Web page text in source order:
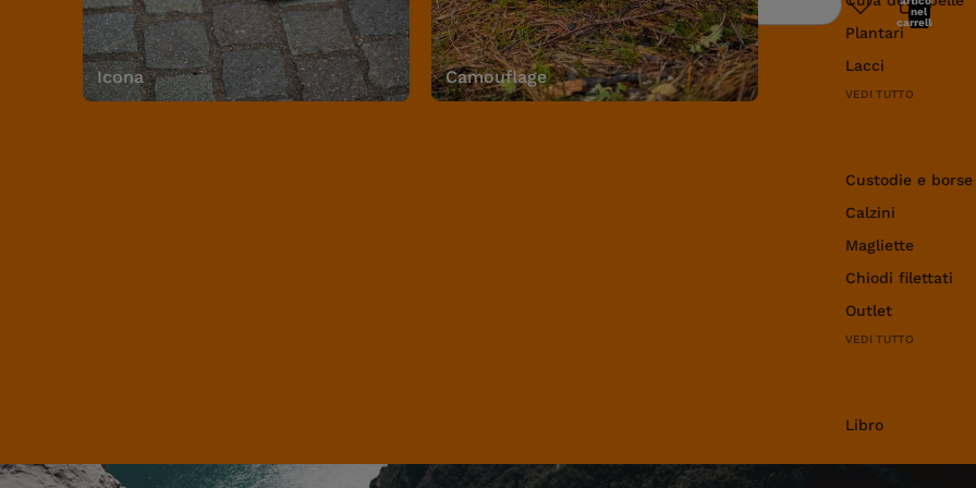
Icona Camouflage
Plantari
Lacci
VEDI TUTTO
Custodie e
Calzini
Magliette
Chiodi filettati
Outlet
VEDI TUTTO
Libro
Ricerca
nel
carrello: